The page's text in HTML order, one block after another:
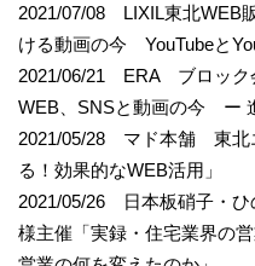
2021/07/08 LIXIL東北WEB
ける動画の今 YouTubeと
2021/06/21 ERA ブロック
WEB、SNSと動画の今 ー
2021/05/28 マド本舗 東北
る！効果的なWEB活用」
2021/05/26 日本板硝子・ひ
様主催「実録・住宅業界の